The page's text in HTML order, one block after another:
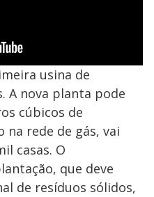
usina de
A nova planta pode
cúbicos de
rede de gás, vai
casas. O
que deve
de resíduos sólidos,